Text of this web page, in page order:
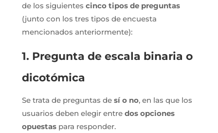
de los siguientes cinco tipos de preguntas
(junto con los tres tipos de encuesta
mencionados anteriormente):
1. Pregunta de escala binaria o
dicotómica
Se trata de preguntas de sí o no, en las que los
usuarios deben elegir entre dos opciones
opuestaspara responder.